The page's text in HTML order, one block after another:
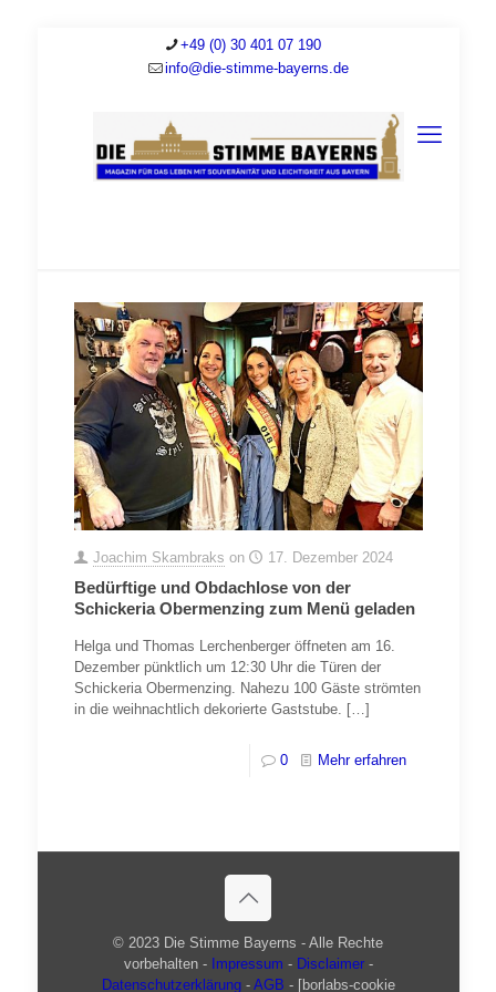
+49 (0) 30 401 07 190
info@die-stimme-bayerns.de
Joachim Skambraks on 17. Dezember 2024
Bedürftige und Obdachlose von der
Schickeria Obermenzing zum Menü geladen
Helga und Thomas Lerchenberger öffneten am 16.
Dezember pünktlich um 12:30 Uhr die Türen der
Schickeria Obermenzing. Nahezu 100 Gäste strömten
in die weihnachtlich dekorierte Gaststube. […]
0 Mehr erfahren
© 2023 Die Stimme Bayerns - Alle Rechte
vorbehalten - Impressum - Disclaimer-
Datenschutzerklärung- AGB - [borlabs-cookie